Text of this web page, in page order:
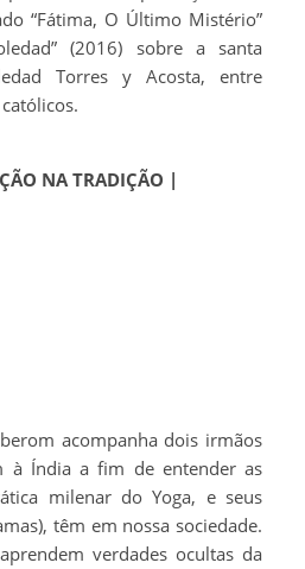
“Fátima, O Último Mistério”
(2016) sobre a santa
Torres y Acosta, entre
NA TRADIÇÃO |
acompanha dois irmãos
à Índia a fim de entender as
milenar do Yoga, e seus
têm em nossa sociedade.
verdades ocultas da